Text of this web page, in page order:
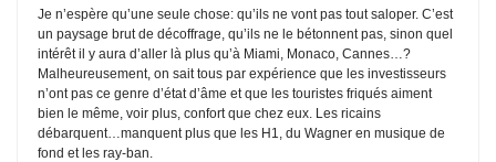
Je n’espère qu’une seule chose: qu’ils ne vont pas tout saloper. C’est
un paysage brut de décoffrage, qu’ils ne le bétonnent pas, sinon quel
intérêt il y aura d’aller là plus qu’à Miami, Monaco, Cannes…?
Malheureusement, on sait tous par expérience que les investisseurs
n’ont pas ce genre d’état d’âme et que les touristes friqués aiment
bien le même, voir plus, confort que chez eux. Les ricains
débarquent…manquent plus que les H1, du Wagner en musique de
fond et les ray-ban.